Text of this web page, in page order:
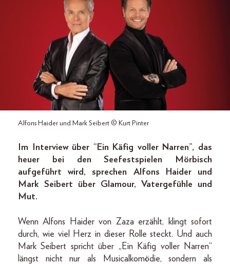
Alfons Haider und Mark Seibert © Kurt Pinter
Im Interview über “Ein Käfig voller Narren”, das
heuer bei den Seefestspielen Mörbisch
aufgeführt wird, sprechen Alfons Haider und
Mark Seibert über Glamour, Vatergefühle und
Mut.
Wenn Alfons Haider von Zaza erzählt, klingt sofort
durch, wie viel Herz in dieser Rolle steckt. Und auch
Mark Seibert spricht über „Ein Käfig voller Narren“
längst nicht nur als Musicalkomödie, sondern als